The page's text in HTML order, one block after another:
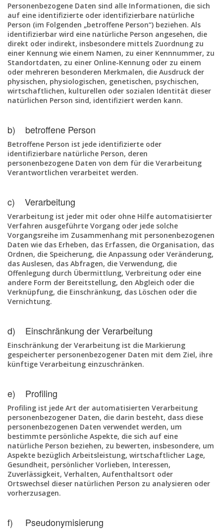
Personenbezogene Daten sind alle Informationen, die sich
auf eine identifizierte oder identifizierbare natürliche
Person (im Folgenden „betroffene Person“) beziehen. Als
identifizierbar wird eine natürliche Person angesehen, die
direkt oder indirekt, insbesondere mittels Zuordnung zu
einer Kennung wie einem Namen, zu einer Kennnummer, zu
Standortdaten, zu einer Online-Kennung oder zu einem
oder mehreren besonderen Merkmalen, die Ausdruck der
physischen, physiologischen, genetischen, psychischen,
wirtschaftlichen, kulturellen oder sozialen Identität dieser
natürlichen Person sind, identifiziert werden kann.
b) betroffene Person
Betroffene Person ist jede identifizierte oder
identifizierbare natürliche Person, deren
personenbezogene Daten von dem für die Verarbeitung
Verantwortlichen verarbeitet werden.
c) Verarbeitung
Verarbeitung ist jeder mit oder ohne Hilfe automatisierter
Verfahren ausgeführte Vorgang oder jede solche
Vorgangsreihe im Zusammenhang mit personenbezogenen
Daten wie das Erheben, das Erfassen, die Organisation, das
Ordnen, die Speicherung, die Anpassung oder Veränderung,
das Auslesen, das Abfragen, die Verwendung, die
Offenlegung durch Übermittlung, Verbreitung oder eine
andere Form der Bereitstellung, den Abgleich oder die
Verknüpfung, die Einschränkung, das Löschen oder die
Vernichtung.
d) Einschränkung der Verarbeitung
Einschränkung der Verarbeitung ist die Markierung
gespeicherter personenbezogener Daten mit dem Ziel, ihre
künftige Verarbeitung einzuschränken.
e) Profiling
Profiling ist jede Art der automatisierten Verarbeitung
personenbezogener Daten, die darin besteht, dass diese
personenbezogenen Daten verwendet werden, um
bestimmte persönliche Aspekte, die sich auf eine
natürliche Person beziehen, zu bewerten, insbesondere, um
Aspekte bezüglich Arbeitsleistung, wirtschaftlicher Lage,
Gesundheit, persönlicher Vorlieben, Interessen,
Zuverlässigkeit, Verhalten, Aufenthaltsort oder
Ortswechsel dieser natürlichen Person zu analysieren oder
vorherzusagen.
f) Pseudonymisierung